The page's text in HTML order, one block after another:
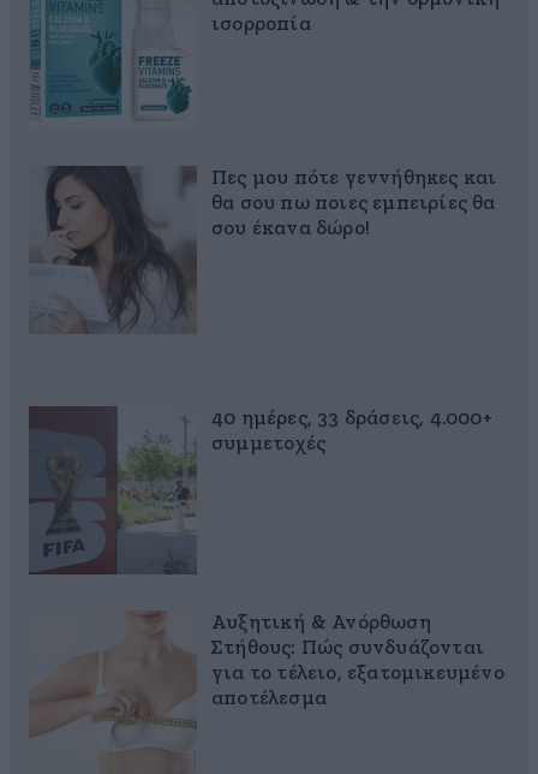
ισορροπία
Πες μου πότε γεννήθηκες και
θα σου πω ποιες εμπειρίες θα
σου έκανα δώρο!
40 ημέρες, 33 δράσεις, 4.000+
συμμετοχές
Αυξητική & Ανόρθωση
Στήθους: Πώς συνδυάζονται
για το τέλειο, εξατομικευμένο
αποτέλεσμα